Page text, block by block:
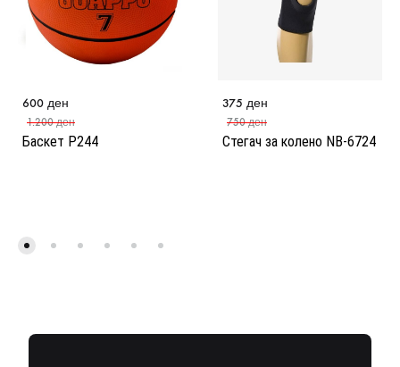
Баскет Р244
600 ден
1.200ден
Стегач за колено NB-6724
375 ден
750ден